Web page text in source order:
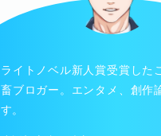
ライトノベル新人賞受賞した
畜ブロガー。エンタメ、創作
す。